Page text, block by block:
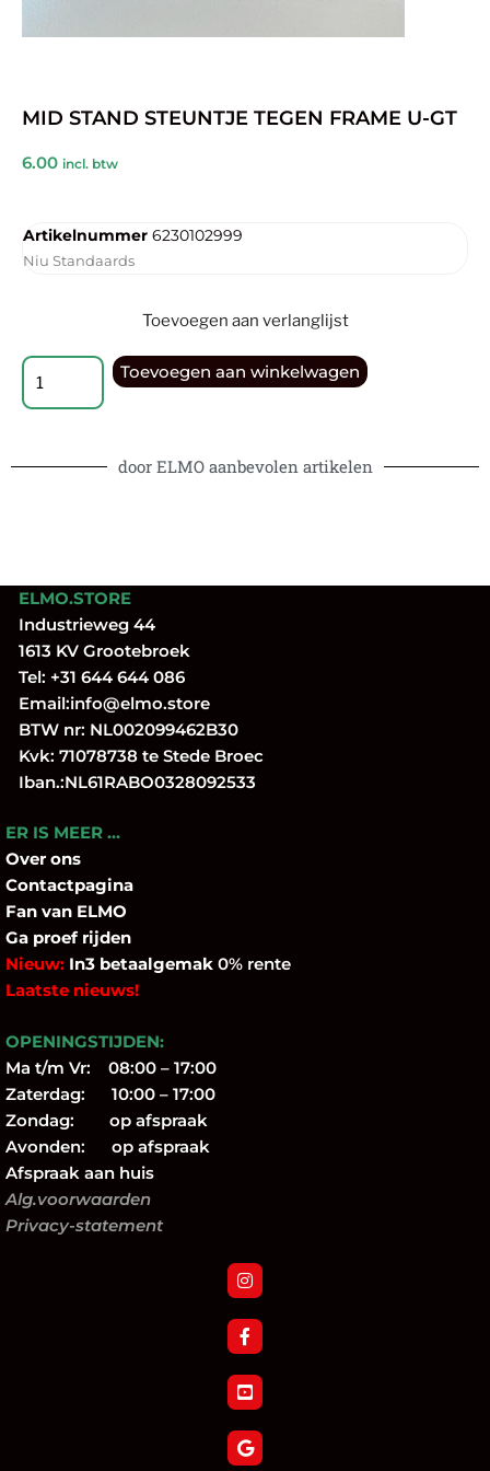
MID STAND STEUNTJE TEGEN FRAME U-GT
6.00 incl. btw
Artikelnummer 6230102999
Niu Standaards
Toevoegen aan verlanglijst
Toevoegen aan winkelwagen
door ELMO aanbevolen artikelen
ELMO.STORE
Industrieweg 44
1613 KV Grootebroek
Tel: +31 644 644 086
Email:info@elmo.store
BTW nr: NL002099462B30
Kvk: 71078738 te Stede Broec
Iban.:NL61RABO0328092533
ER IS MEER …
Over ons
Contactpagina
Fan van ELMO
Ga proef rijden
Nieuw: In3 betaalgemak 0% rente
Laatste nieuws!
OPENINGSTIJDEN:
Ma t/m Vr: 08:00 – 17:00
Zaterdag: 10:00 – 17:00
Zondag: op afspraak
Avonden: op afspraak
Afspraak aan huis
Alg.voorwaarden
Privacy-statement